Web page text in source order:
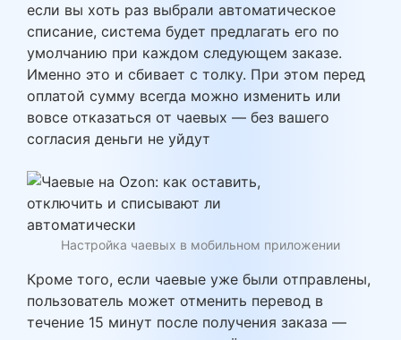
если вы хоть раз выбрали автоматическое
списание, система будет предлагать его по
умолчанию при каждом следующем заказе.
Именно это и сбивает с толку. При этом перед
оплатой сумму всегда можно изменить или
вовсе отказаться от чаевых — без вашего
согласия деньги не уйдут
Настройка чаевых в мобильном приложении
Кроме того, если чаевые уже были отправлены,
пользователь может отменить перевод в
течение 15 минут после получения заказа —